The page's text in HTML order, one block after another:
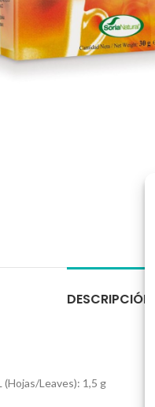
DESCRIPCIÓN
(Hojas/Leaves): 1,5 g